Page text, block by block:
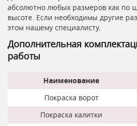
абсолютно любых размеров как по
высоте. Если необходимы другие
этом нашему специалисту.
Дополнительная
работы
Наименование
Покраска ворот
Покраска калитки